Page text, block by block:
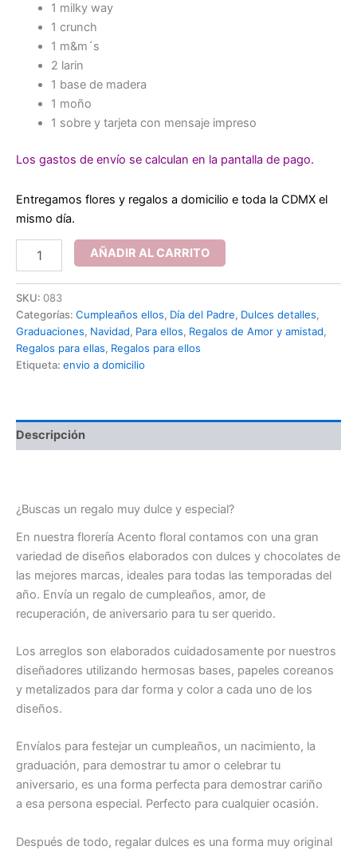
1 milky way
1 crunch
1 m&m´s
2 larin
1 base de madera
1 moño
1 sobre y tarjeta con mensaje impreso
Los gastos de envío se calculan en la pantalla de pago.
Entregamos flores y regalos a domicilio e toda la CDMX el
mismo día.
en
caja
cantidad
AÑADIR AL CARRITO
SKU: 083
Categorías: Cumpleaños ellos, Día del Padre, Dulces detalles,
Graduaciones, Navidad, Para ellos, Regalos de Amor y amistad,
Regalos para ellas, Regalos para ellos
Etiqueta: envio a domicilio
Descripción
¿Buscas un regalo muy dulce y especial?
En nuestra florería Acento floral contamos con una gran
variedad de diseños elaborados con dulces y chocolates de
las mejores marcas, ideales para todas las temporadas del
año. Envía un regalo de cumpleaños, amor, de
recuperación, de aniversario para tu ser querido.
Los arreglos son elaborados cuidadosamente por nuestros
diseñadores utilizando hermosas bases, papeles coreanos
y metalizados para dar forma y color a cada uno de los
diseños.
Envíalos para festejar un cumpleaños, un nacimiento, la
graduación, para demostrar tu amor o celebrar tu
aniversario, es una forma perfecta para demostrar cariño
a esa persona especial. Perfecto para cualquier ocasión.
Después de todo, regalar dulces es una forma muy original